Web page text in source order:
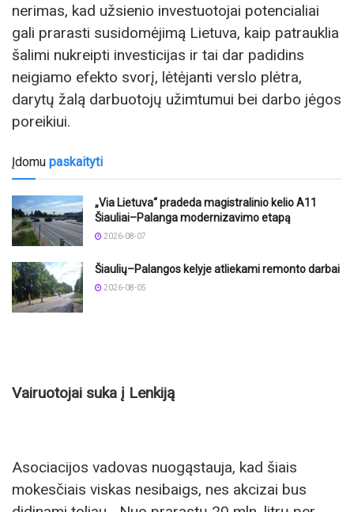
nerimas, kad užsienio investuotojai potencialiai
gali prarasti susidomėjimą Lietuva, kaip patrauklia
šalimi nukreipti investicijas ir tai dar padidins
neigiamo efekto svorį, lėtėjanti verslo plėtra,
darytų žalą darbuotojų užimtumui bei darbo jėgos
poreikiui.
Įdomu paskaityti
„Via Lietuva“ pradeda magistralinio kelio A11
Šiauliai–Palanga modernizavimo etapą
2026-08-07
Šiaulių–Palangos kelyje atliekami remonto darbai
2026-08-05
Vairuotojai suka į Lenkiją
Asociacijos vadovas nuogąstauja, kad šiais
mokesčiais viskas nesibaigs, nes akcizai bus